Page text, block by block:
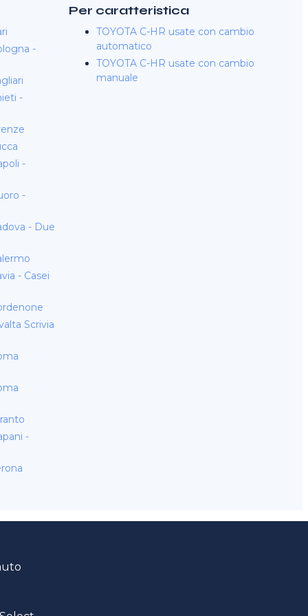
-
-
-
-
- Due
- Casei
Scrivia
-
Per caratteristica
TOYOTA C-HR usate con cambio
automatico
TOYOTA C-HR usate con cambio
manuale